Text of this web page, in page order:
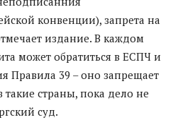
конвенции), запрета на
издание. В каждом
может обратиться в ЕСПЧ и
Правила 39 – оно запрещает
такие страны, пока дело не
суд.